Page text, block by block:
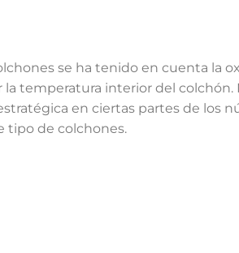
se ha tenido en cuenta la
la temperatura interior del
en ciertas partes de los
tipo de colchones.